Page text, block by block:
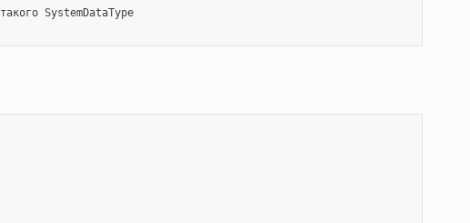
такого SystemDataType